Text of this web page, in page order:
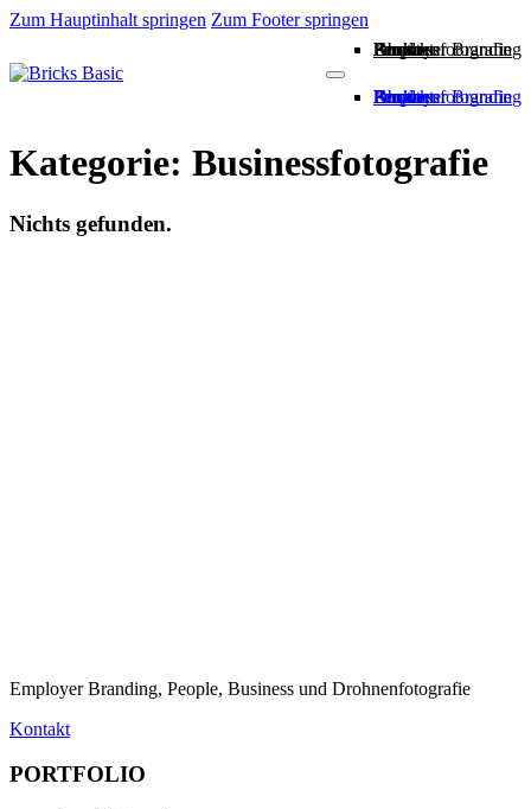
Zum Hauptinhalt springen Zum Footer springen
Employer Branding
People
Business
Drohnenfotografie
About
Kontakt
Employer Branding
People
Business
Drohnenfotografie
About
Kontakt
Kategorie: Businessfotografie
Nichts gefunden.
Employer Branding, People, Business und Drohnenfotografie
Kontakt
PORTFOLIO